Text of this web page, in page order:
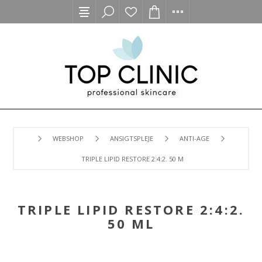
WEBSHOP ANSIGTSPLEJE ANTI-AGE
TRIPLE LIPID RESTORE 2:4:2. 50 ML
TRIPLE LIPID RESTORE 2:4:2.
50 ML